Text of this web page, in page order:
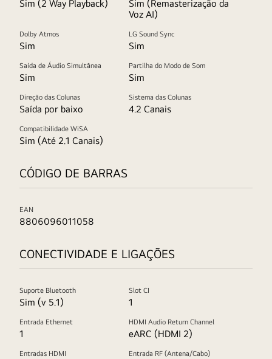
Sim (2 Way Playback)
Sim (Remasterização da
Voz AI)
Dolby Atmos
Sim
LG Sound Sync
Sim
Saída de Áudio Simultânea
Sim
Partilha do Modo de Som
Sim
Direção das Colunas
Saída por baixo
Sistema das Colunas
4.2 Canais
Compatibilidade WiSA
Sim (Até 2.1 Canais)
CÓDIGO DE BARRAS
EAN
8806096011058
CONECTIVIDADE E LIGAÇÕES
Suporte Bluetooth
Sim (v 5.1)
Slot CI
1
Entrada Ethernet
1
HDMI Audio Return Channel
eARC (HDMI 2)
Entradas HDMI Entrada RF (Antena/Cabo)